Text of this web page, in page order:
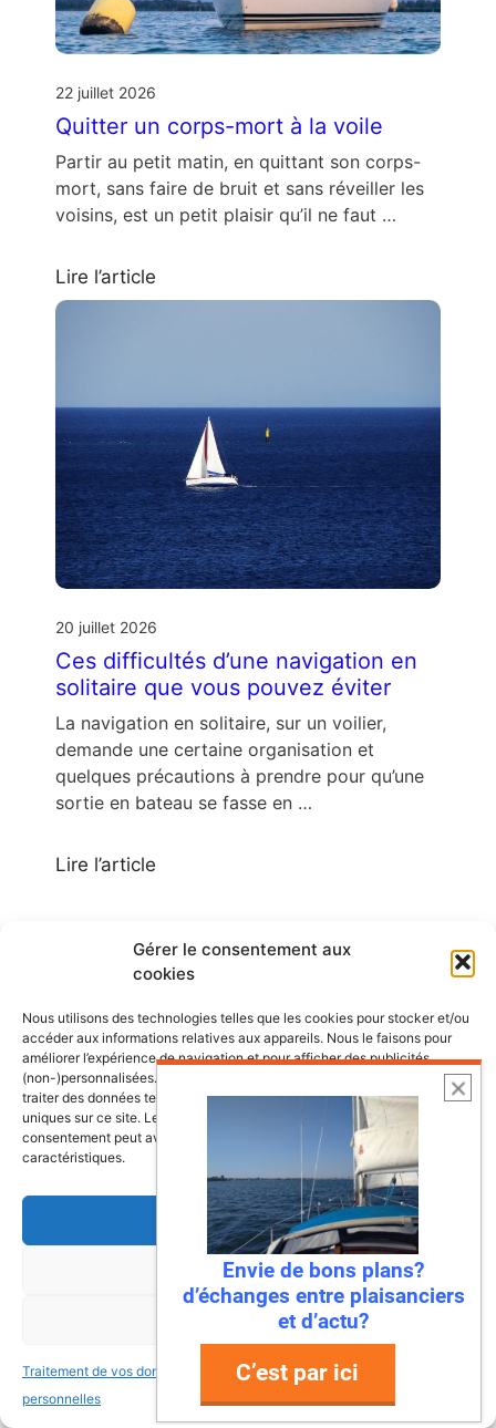
Gérer le consentement aux
cookies
Nous utilisons des technologies telles que les cookies pour stocker et/ou
accéder aux informations relatives aux appareils. Nous le faisons pour
améliorer l’expérience de navigation et pour afficher des publicités
(non-)personnalisées. Consentir à ces technologies nous autorisera à
traiter des données telles que le comportement de navigation ou les ID
uniques sur ce site. Le fait de ne pas consentir ou de retirer son
consentement peut avoir un effet négatif sur certaines fonctonnalités et
caractéristiques.
Accepter
Refuser
Voir les préférences
Traitement de vos données
personnelles
Traitement de vos données
personnelles
22 juillet 2026
Quitter un corps-mort à la voile
Partir au petit matin, en quittant son corps-
mort, sans faire de bruit et sans réveiller les
voisins, est un petit plaisir qu’il ne faut …
Lire l’article
20 juillet 2026
Ces difficultés d’une navigation en
solitaire que vous pouvez éviter
La navigation en solitaire, sur un voilier,
demande une certaine organisation et
quelques précautions à prendre pour qu’une
sortie en bateau se fasse en …
Lire l’article
Croisières et escales
Les plus belles escales et croisières de
nos côtes
Envie de bons plans?
d’échanges entre plaisanciers
et d’actu?
C’est par ici